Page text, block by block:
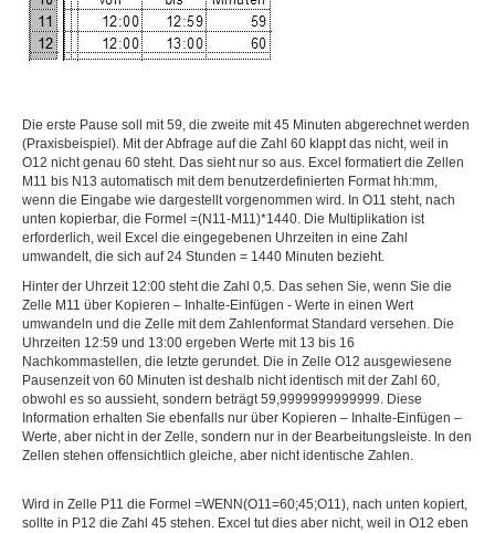
Die erste Pause soll mit 59, die zweite mit 45 Minuten abgerechnet werden
(Praxisbeispiel). Mit der Abfrage auf die Zahl 60 klappt das nicht, weil in
O12 nicht genau 60 steht. Das sieht nur so aus. Excel formatiert die Zellen
M11 bis N13 automatisch mit dem benutzerdefinierten Format hh:mm,
wenn die Eingabe wie dargestellt vorgenommen wird. In O11 steht, nach
unten kopierbar, die Formel =(N11-M11)*1440. Die Multiplikation ist
erforderlich, weil Excel die eingegebenen Uhrzeiten in eine Zahl
umwandelt, die sich auf 24 Stunden = 1440 Minuten bezieht.
Hinter der Uhrzeit 12:00 steht die Zahl 0,5. Das sehen Sie, wenn Sie die
Zelle M11 über Kopieren – Inhalte-Einfügen - Werte in einen Wert
umwandeln und die Zelle mit dem Zahlenformat Standard versehen. Die
Uhrzeiten 12:59 und 13:00 ergeben Werte mit 13 bis 16
Nachkommastellen, die letzte gerundet. Die in Zelle O12 ausgewiesene
Pausenzeit von 60 Minuten ist deshalb nicht identisch mit der Zahl 60,
obwohl es so aussieht, sondern beträgt 59,9999999999999. Diese
Information erhalten Sie ebenfalls nur über Kopieren – Inhalte-Einfügen –
Werte, aber nicht in der Zelle, sondern nur in der Bearbeitungsleiste. In den
Zellen stehen offensichtlich gleiche, aber nicht identische Zahlen.
Wird in Zelle P11 die Formel =WENN(O11=60;45;O11), nach unten kopiert,
sollte in P12 die Zahl 45 stehen. Excel tut dies aber nicht, weil in O12 eben